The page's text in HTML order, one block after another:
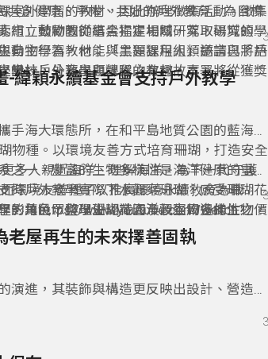
共創健康、平權、共好的戶外教育」為目標
室外學習的教材，因此辦理徵集活動。徵集
組」鼓勵教師結合指定場域，萃取場域的學
自主學習教材；「主題課程組」邀請已將戶
學校，分享主題課程之教材。本署將從獲獎
版，增進戶外教育之推動效益。
市立動物園從事黑猩猩相關研究，研究領域
動物行為，他能與黑猩猩用人類語言與手語
設計戶外教學與營隊的有趣故事。
堂
-緯穎永續基金會支持戶外教學
手海大環態所，在和平島地質公園的藍海水
物種。以環境友善方式培育珊瑚，打造安全
多人親近海洋、理解海洋，為下一代守護
環境友善種子以推廣環境永續敎育為職
，讓⺠眾與學生認識海洋及生物多樣性之價
之間關係的深刻反思。因此特別與基金會共
瑚的課程。
之一，豐富的生物多樣性是海洋健康的重要
持戶外教學實際下水觀察珊瑚，感受珊瑚花
的角色，整理珊瑚花園及觀察周邊的生物，
育技能。探索白化現象成因及對生態威脅的
對海洋的影響，學習如何守護這片珊瑚花
影片https://www.youtube.com/watch?
老屋再生的未來擇善固執
演進，其裝飾與構造更反映出設計、營造與